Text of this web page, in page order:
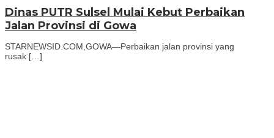
Dinas PUTR Sulsel Mulai Kebut Perbaikan
Jalan Provinsi di Gowa
STARNEWSID.COM,GOWA—Perbaikan jalan provinsi yang
rusak […]